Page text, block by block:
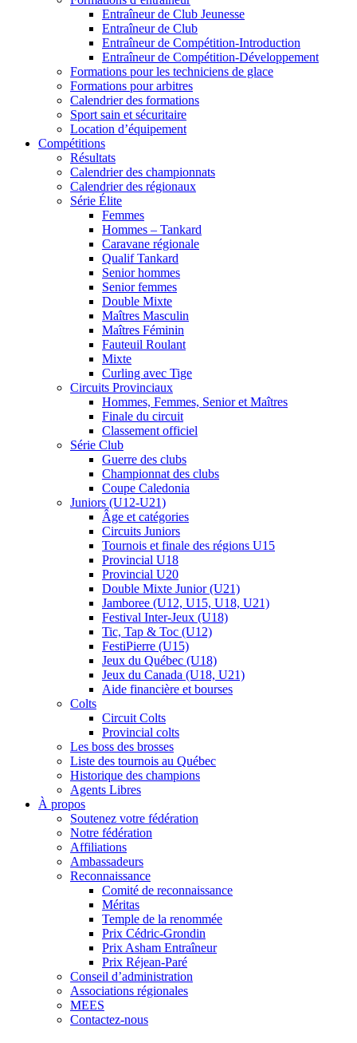
Entraîneur de Club Jeunesse
Entraîneur de Club
Entraîneur de Compétition-Introduction
Entraîneur de Compétition-Développement
Formations pour les techniciens de glace
Formations pour arbitres
Calendrier des formations
Sport sain et sécuritaire
Location d’équipement
Compétitions
Résultats
Calendrier des championnats
Calendrier des régionaux
Série Élite
Femmes
Hommes – Tankard
Caravane régionale
Qualif Tankard
Senior hommes
Senior femmes
Double Mixte
Maîtres Masculin
Maîtres Féminin
Fauteuil Roulant
Mixte
Curling avec Tige
Circuits Provinciaux
Hommes, Femmes, Senior et Maîtres
Finale du circuit
Classement officiel
Série Club
Guerre des clubs
Championnat des clubs
Coupe Caledonia
Juniors (U12-U21)
Âge et catégories
Circuits Juniors
Tournois et finale des régions U15
Provincial U18
Provincial U20
Double Mixte Junior (U21)
Jamboree (U12, U15, U18, U21)
Festival Inter-Jeux (U18)
Tic, Tap & Toc (U12)
FestiPierre (U15)
Jeux du Québec (U18)
Jeux du Canada (U18, U21)
Aide financière et bourses
Colts
Circuit Colts
Provincial colts
Les boss des brosses
Liste des tournois au Québec
Historique des champions
Agents Libres
À propos
Soutenez votre fédération
Notre fédération
Affiliations
Ambassadeurs
Reconnaissance
Comité de reconnaissance
Méritas
Temple de la renommée
Prix Cédric-Grondin
Prix Asham Entraîneur
Prix Réjean-Paré
Conseil d’administration
Associations régionales
MEES
Contactez-nous